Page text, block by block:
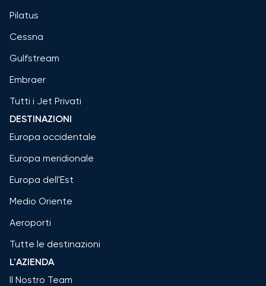
Pilatus
Cessna
Gulfstream
Embraer
Tutti i Jet Privati
DESTINAZIONI
Europa occidentale
Europa meridionale
Europa dell'Est
Medio Oriente
Aeroporti
Tutte le destinazioni
L'AZIENDA
Il Nostro Team